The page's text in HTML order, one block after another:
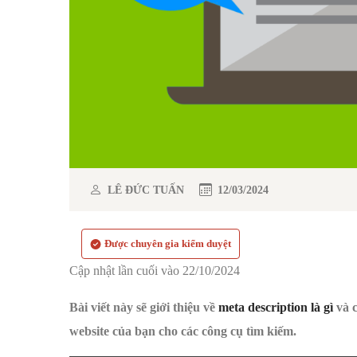
LÊ ĐỨC TUẤN 12/03/2024
Được chuyên gia kiểm duyệt
Cập nhật lần cuối vào 22/10/2024
Bài viết này sẽ giới thiệu về meta description là gìvà
website của bạn cho các công cụ tìm kiếm.